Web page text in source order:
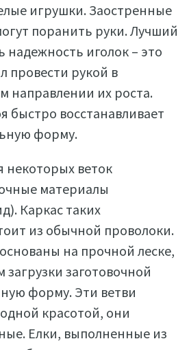
игрушки. Заостренные
поранить руки. Лучший
надежность иголок – это
провести рукой в
направлении их роста.
быстро восстанавливает
форму.
некоторых веток
материалы
Каркас таких
из обычной проволоки.
на прочной леске,
загрузки заготовочной
форму. Эти ветви
красотой, они
Елки, выполненные из